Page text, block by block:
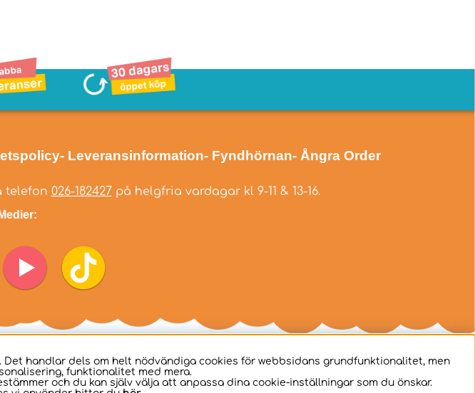
- Leveransinformation- Fyndhörnan- Ångra Order
telefon 026-182427på helgfria vardagar kl 9-11 & 13-16.
handlar dels om helt nödvändiga cookies för webbsidans grundfunktionalitet, men
funktionalitet med mera.
och du kan själv välja att anpassa dina cookie-inställningar som du önskar.